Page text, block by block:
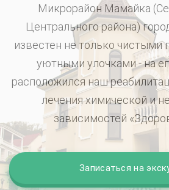
Микрорайон Мамайка
Центрального района)
известен не только чистыми
уютными улочками - на
расположился наш
лечения химической и
зависимостей
Записаться на